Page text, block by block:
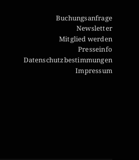
Buchungsanfrage
Newsletter
Mitglied werden
Presseinfo
Datenschutzbestimmungen
Impressum